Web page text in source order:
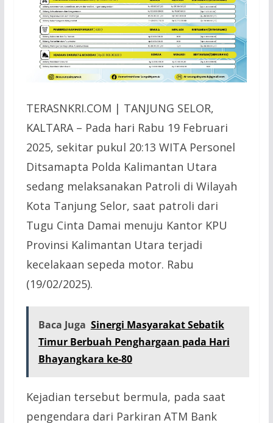
TERASNKRI.COM | TANJUNG SELOR,
KALTARA – Pada hari Rabu 19 Februari
2025, sekitar pukul 20:13 WITA Personel
Ditsamapta Polda Kalimantan Utara
sedang melaksanakan Patroli di Wilayah
Kota Tanjung Selor, saat patroli dari
Tugu Cinta Damai menuju Kantor KPU
Provinsi Kalimantan Utara terjadi
kecelakaan sepeda motor. Rabu
(19/02/2025).
Baca Juga Sinergi Masyarakat Sebatik
Timur Berbuah Penghargaan pada Hari
Bhayangkara ke-80
Kejadian tersebut bermula, pada saat
pengendara dari Parkiran ATM Bank